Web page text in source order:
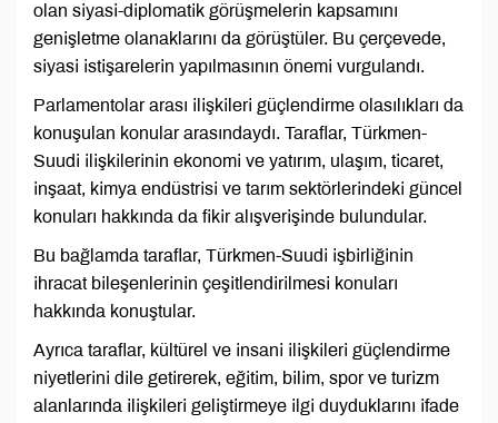
olan siyasi-diplomatik görüşmelerin kapsamını
genişletme olanaklarını da görüştüler. Bu çerçevede,
siyasi istişarelerin yapılmasının önemi vurgulandı.
Parlamentolar arası ilişkileri güçlendirme olasılıkları da
konuşulan konular arasındaydı. Taraflar, Türkmen-
Suudi ilişkilerinin ekonomi ve yatırım, ulaşım, ticaret,
inşaat, kimya endüstrisi ve tarım sektörlerindeki güncel
konuları hakkında da fikir alışverişinde bulundular.
Bu bağlamda taraflar, Türkmen-Suudi işbirliğinin
ihracat bileşenlerinin çeşitlendirilmesi konuları
hakkında konuştular.
Ayrıca taraflar, kültürel ve insani ilişkileri güçlendirme
niyetlerini dile getirerek, eğitim, bilim, spor ve turizm
alanlarında ilişkileri geliştirmeye ilgi duyduklarını ifade